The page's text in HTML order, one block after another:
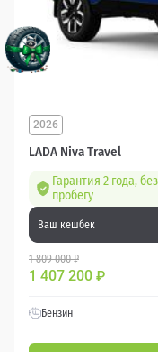
LADA Niva Travel
2026
Гарантия 2 года,
пробегу
Ваш кешбек
1 809 000 ₽
1 407 200 ₽
Бензин